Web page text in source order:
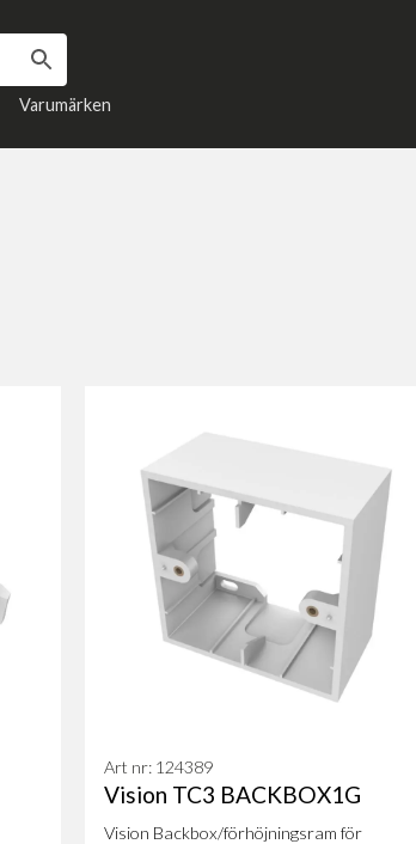
Varumärken
Art nr: 124389
Vision TC3 BACKBOX1G
Vision Backbox/förhöjningsram för